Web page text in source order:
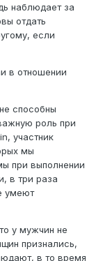
наблюдает за
отдать
если
в отношении
способны
роль при
участник
мы
при выполнении
в три раза
умеют
у мужчин не
признались,
в то время